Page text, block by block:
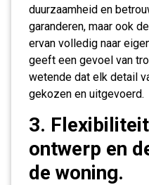
duurzaamheid en
garanderen, maar ook
ervan volledig naar
geeft een gevoel van
wetende dat elk detail
gekozen en uitgevoerd.
3.
ontwerp en
de woning.